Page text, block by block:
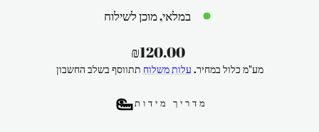
במלאי, מוכן לשילוח
מחיר
רגיל
₪120.00
מע"מ כלול במחיר. עלות משלוח תתווסף בשלב החשבון
מדריך מידות